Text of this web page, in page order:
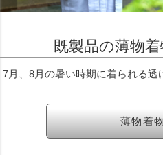
既製品の薄物
7月、8月の暑い時期に着られる透
薄物着